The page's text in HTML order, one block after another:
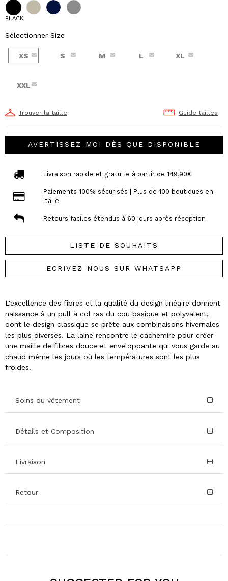
BLACK
Sélectionner Size
XS S M L XL
XXL
Trouver la taille Guide tailles
AVERTISSEZ-MOI DÈS QUE DISPONIBLE
Livraison rapide et gratuite à partir de 149,90€
Paiements 100% sécurisés | Plus de 100 boutiques en
Italie
Retours faciles étendus à 60 jours après réception
LISTE DE SOUHAITS
ECRIVEZ-NOUS SUR WHATSAPP
L'excellence des fibres et la qualité du design linéaire donnent
naissance à un pull à col ras du cou basique et polyvalent,
dont le design classique se prête aux combinaisons hivernales
les plus diverses. La laine rencontre le cachemire pour créer
une maille de fibres douce et enveloppante qui vous garde au
chaud même les jours où les températures sont les plus
froides.
Soins du vêtement
Détails et Composition
Livraison
Retour